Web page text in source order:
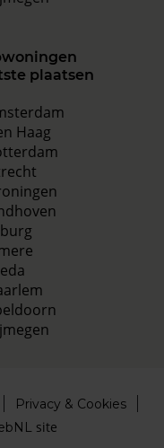
plaatsen
Haag
Privacy & Cookies
site